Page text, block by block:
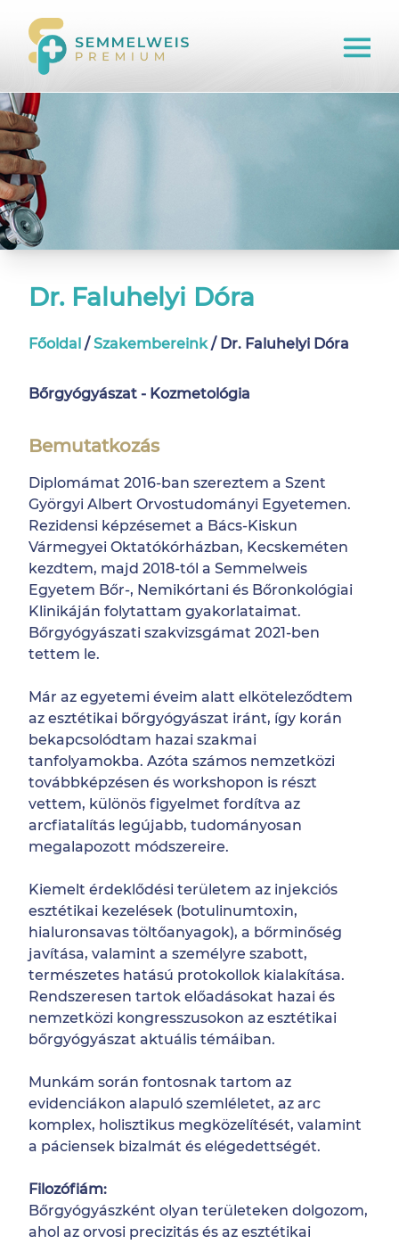
Dr. Faluhelyi Dóra
Főoldal / Szakembereink /Dr. Faluhelyi Dóra
Bőrgyógyászat - Kozmetológia
Bemutatkozás
Diplomámat 2016-ban szereztem a Szent
Györgyi Albert Orvostudományi Egyetemen.
Rezidensi képzésemet a Bács-Kiskun
Vármegyei Oktatókórházban, Kecskeméten
kezdtem, majd 2018-tól a Semmelweis
Egyetem Bőr-, Nemikórtani és Bőronkológiai
Klinikáján folytattam gyakorlataimat.
Bőrgyógyászati szakvizsgámat 2021-ben
tettem le.
Már az egyetemi éveim alatt elköteleződtem
az esztétikai bőrgyógyászat iránt, így korán
bekapcsolódtam hazai szakmai
tanfolyamokba. Azóta számos nemzetközi
továbbképzésen és workshopon is részt
vettem, különös figyelmet fordítva az
arcfiatalítás legújabb, tudományosan
megalapozott módszereire.
Kiemelt érdeklődési területem az injekciós
esztétikai kezelések (botulinumtoxin,
hialuronsavas töltőanyagok), a bőrminőség
javítása, valamint a személyre szabott,
természetes hatású protokollok kialakítása.
Rendszeresen tartok előadásokat hazai és
nemzetközi kongresszusokon az esztétikai
bőrgyógyászat aktuális témáiban.
Munkám során fontosnak tartom az
evidenciákon alapuló szemléletet, az arc
komplex, holisztikus megközelítését, valamint
a páciensek bizalmát és elégedettségét.
Filozófiám:
Bőrgyógyászként olyan területeken dolgozom,
ahol az orvosi precizitás és az esztétikai